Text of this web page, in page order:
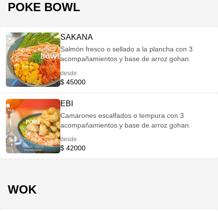
POKE BOWL
SAKANA
Salmón fresco o sellado a la plancha con 3
acompañamientos y base de arroz gohan.
desde
$ 45000
EBI
Camarones escalfados o tempura con 3
acompañamientos y base de arroz gohan.
desde
$ 42000
WOK